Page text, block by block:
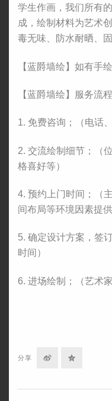
学生作画，我们所有
成，绘制材料为艺术
毒无味、防水耐晒、
【蓝爵墙绘】如有手
【蓝爵墙绘】服务流程
1. 免费咨询；（电话
2. 交流绘制细节；（
格喜好等）
4. 预约上门时间；（
间布局等环境因素提供
5. 确定设计方案，签
时间）
6. 进场绘制；（艺术
分享 分 分